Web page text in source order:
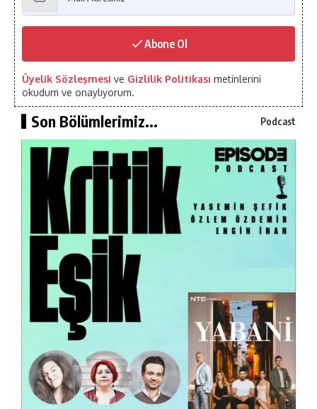
Abone Ol
Üyelik Sözleşmesi ve Gizlilik Politikası metinlerini
okudum ve onaylıyorum.
Son Bölümlerimiz... Podcast